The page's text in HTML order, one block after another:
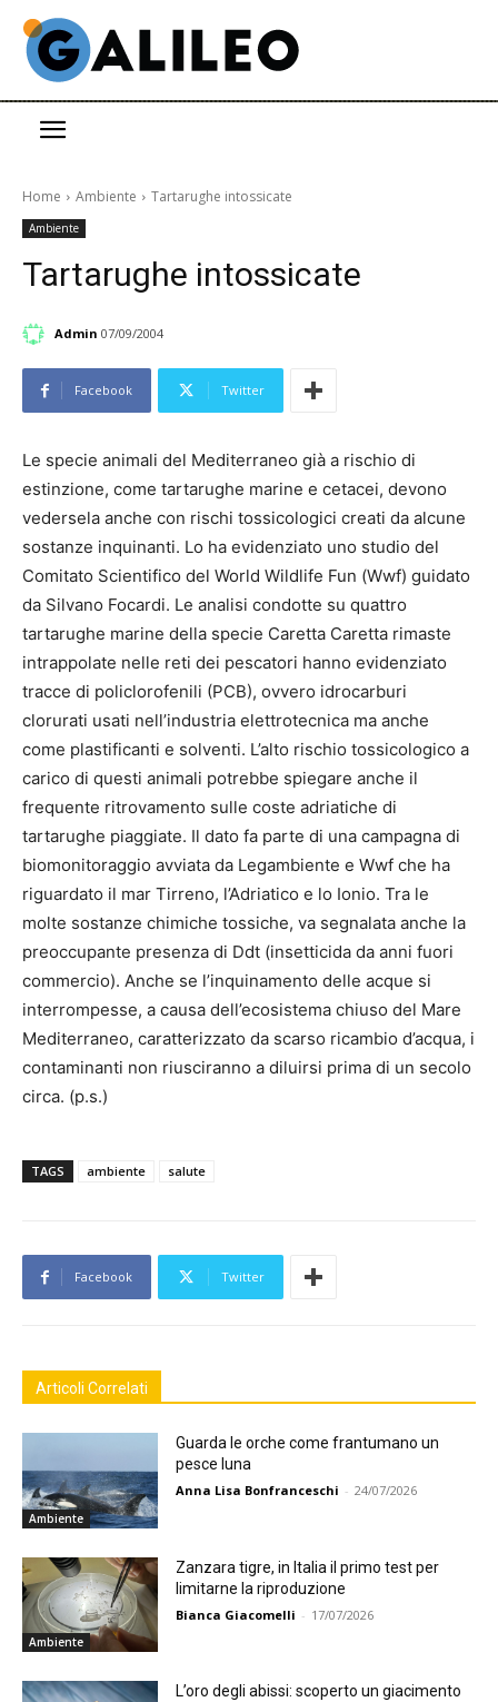
Home Ambiente Tartarughe intossicate
Ambiente
Tartarughe intossicate
Admin 07/09/2004
Facebook Twitter
Le specie animali del Mediterraneo già a rischio di
estinzione, come tartarughe marine e cetacei, devono
vedersela anche con rischi tossicologici creati da alcune
sostanze inquinanti. Lo ha evidenziato uno studio del
Comitato Scientifico del World Wildlife Fun (Wwf) guidato
da Silvano Focardi. Le analisi condotte su quattro
tartarughe marine della specie Caretta Caretta rimaste
intrappolate nelle reti dei pescatori hanno evidenziato
tracce di policlorofenili (PCB), ovvero idrocarburi
clorurati usati nell’industria elettrotecnica ma anche
come plastificanti e solventi. L’alto rischio tossicologico a
carico di questi animali potrebbe spiegare anche il
frequente ritrovamento sulle coste adriatiche di
tartarughe piaggiate. Il dato fa parte di una campagna di
biomonitoraggio avviata da Legambiente e Wwf che ha
riguardato il mar Tirreno, l’Adriatico e lo Ionio. Tra le
molte sostanze chimiche tossiche, va segnalata anche la
preoccupante presenza di Ddt (insetticida da anni fuori
commercio). Anche se l’inquinamento delle acque si
interrompesse, a causa dell’ecosistema chiuso del Mare
Mediterraneo, caratterizzato da scarso ricambio d’acqua, i
contaminanti non riusciranno a diluirsi prima di un secolo
circa. (p.s.)
TAGS ambiente salute
Facebook Twitter
Articoli Correlati
Ambiente
Guarda le orche come frantumano un
pesce luna
Anna Lisa Bonfranceschi - 24/07/2026
Ambiente
Zanzara tigre, in Italia il primo test per
limitarne la riproduzione
Bianca Giacomelli - 17/07/2026
L’oro degli abissi: scoperto un giacimento